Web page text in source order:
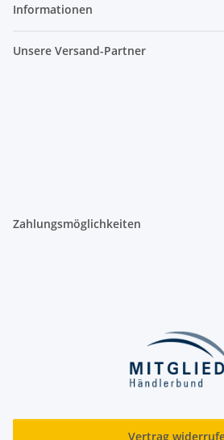
Informationen
Unsere Versand-Partner
Zahlungsmöglichkeiten
Vertrag